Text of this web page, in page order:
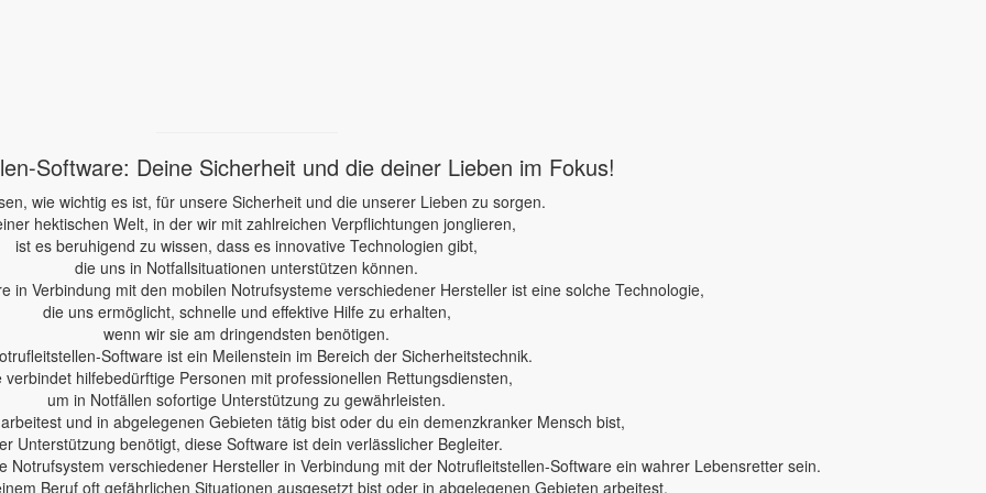
Software: Deine Sicherheit und die deiner Lieben im Fokus!
wie wichtig es ist, für unsere Sicherheit und die unserer Lieben zu sorgen.
hektischen Welt, in der wir mit zahlreichen Verpflichtungen jonglieren,
ist es beruhigend zu wissen, dass es innovative Technologien gibt,
die uns in Notfallsituationen unterstützen können.
in Verbindung mit den mobilen Notrufsysteme verschiedener Hersteller ist eine solche Technologie,
die uns ermöglicht, schnelle und effektive Hilfe zu erhalten,
wenn wir sie am dringendsten benötigen.
Software ist ein Meilenstein im Bereich der Sicherheitstechnik.
verbindet hilfebedürftige Personen mit professionellen Rettungsdiensten,
um in Notfällen sofortige Unterstützung zu gewährleisten.
und in abgelegenen Gebieten tätig bist oder du ein demenzkranker Mensch bist,
Unterstützung benötigt, diese Software ist dein verlässlicher Begleiter.
verschiedener Hersteller in Verbindung mit der Notrufleitstellen-Software ein wahrer Lebensretter sein.
Beruf oft gefährlichen Situationen ausgesetzt bist oder in abgelegenen Gebieten arbeitest,